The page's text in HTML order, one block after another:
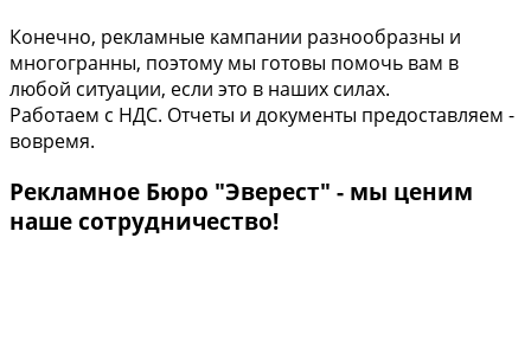
Конечно, рекламные кампании разнообразны и
многогранны, поэтому мы готовы помочь вам в
любой ситуации, если это в наших силах.
Работаем с НДС. Отчеты и документы предоставляем -
вовремя.
Рекламное Бюро "Эверест" - мы ценим
наше сотрудничество!